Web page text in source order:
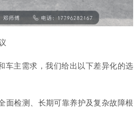
车主需求，我们给出以下差异化的选
面检测、长期可靠养护及复杂故障根